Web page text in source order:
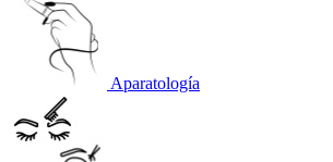
Aparatología